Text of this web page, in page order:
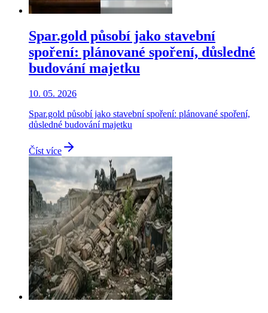
Spar.gold působí jako stavební
spoření: plánované spoření, důsledné
budování majetku
10. 05. 2026
Spar.gold působí jako stavební spoření: plánované spoření,
důsledné budování majetku
Číst více